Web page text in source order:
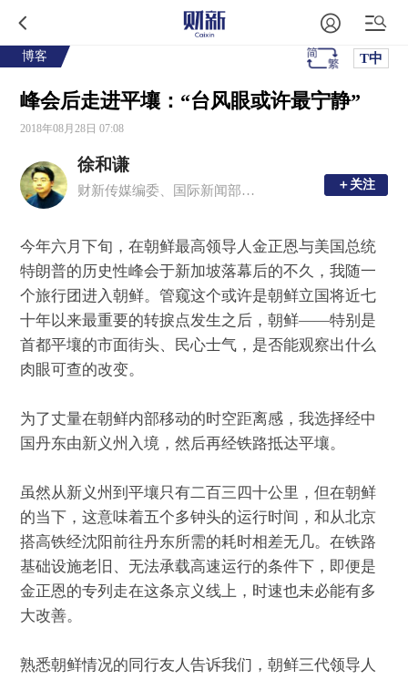
博客 T中
峰会后走进平壤：“台风眼或许最宁静”
2018年08月28日 07:08
徐和谦
财新传媒编委、国际新闻部主任 ＋关注
＋关注
今年六月下旬，在朝鲜最高领导人金正恩与美国总统
特朗普的历史性峰会于新加坡落幕后的不久，我随一
个旅行团进入朝鲜。管窥这个或许是朝鲜立国将近七
十年以来最重要的转捩点发生之后，朝鲜——特别是
首都平壤的市面街头、民心士气，是否能观察出什么
肉眼可查的改变。
为了丈量在朝鲜内部移动的时空距离感，我选择经中
国丹东由新义州入境，然后再经铁路抵达平壤。
虽然从新义州到平壤只有二百三四十公里，但在朝鲜
的当下，这意味着五个多钟头的运行时间，和从北京
搭高铁经沈阳前往丹东所需的耗时相差无几。在铁路
基础设施老旧、无法承载高速运行的条件下，即便是
金正恩的专列走在这条京义线上，时速也未必能有多
大改善。
熟悉朝鲜情况的同行友人告诉我们，朝鲜三代领导人